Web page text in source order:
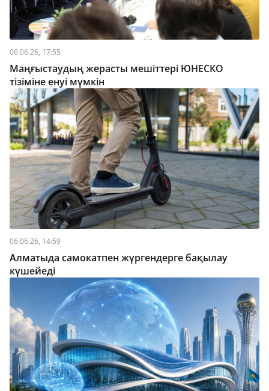
06.06.26, 17:55
Маңғыстаудың жерасты мешіттері ЮНЕСКО
тізіміне енуі мүмкін
06.06.26, 14:59
Алматыда самокатпен жүргендерге бақылау
күшейеді